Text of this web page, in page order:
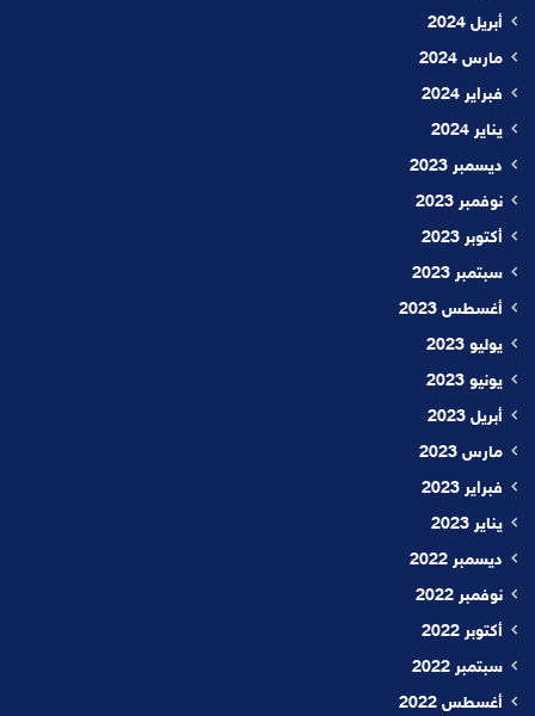
أبريل 2024
مارس 2024
فبراير 2024
يناير 2024
ديسمبر 2023
نوفمبر 2023
أكتوبر 2023
سبتمبر 2023
أغسطس 2023
يوليو 2023
يونيو 2023
أبريل 2023
مارس 2023
فبراير 2023
يناير 2023
ديسمبر 2022
نوفمبر 2022
أكتوبر 2022
سبتمبر 2022
أغسطس 2022